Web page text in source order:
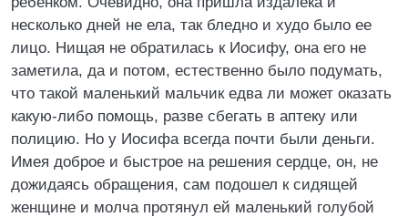
несколько дней не ела, так бледно и худо было ее
лицо. Нищая не обратилась к Иосифу, она его не
заметила, да и потом, естественно было подумать,
что такой маленький мальчик едва ли может оказать
какую-либо помощь, разве сбегать в аптеку или
полицию. Но у Иосифа всегда почти были деньги.
Имея доброе и быстрое на решения сердце, он, не
дожидаясь обращения, сам подошел к сидящей
женщине и молча протянул ей маленький голубой